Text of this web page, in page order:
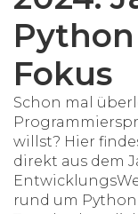
Fokus
Schon mal
willst? Hier
direkt aus dem
rund um